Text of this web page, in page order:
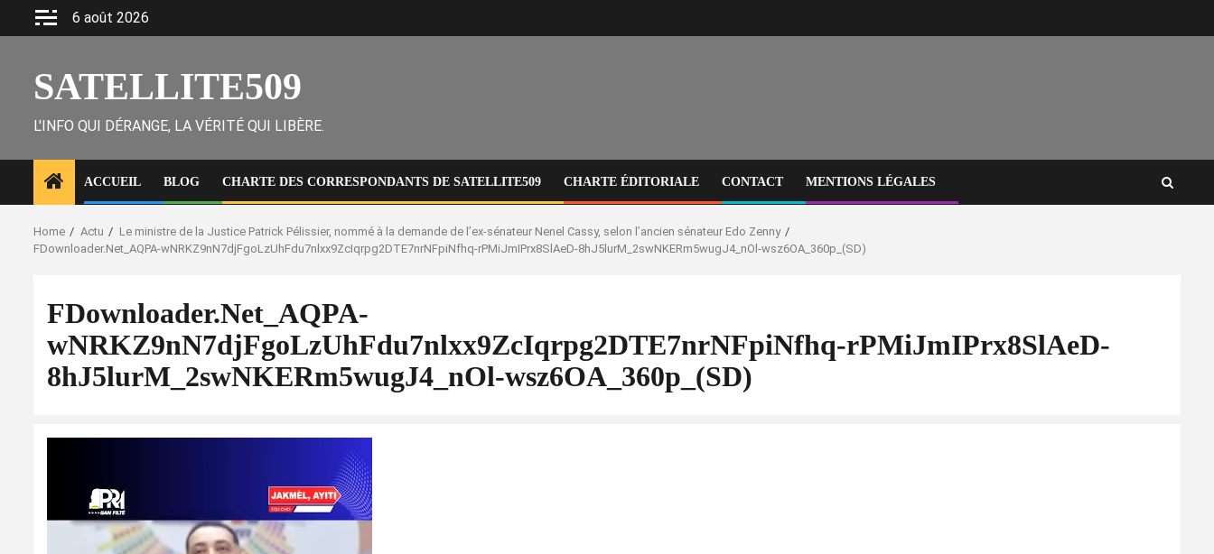
6 août 2026
SATELLITE509
L'INFO QUI DÉRANGE, LA VÉRITÉ QUI LIBÈRE.
ACCUEIL BLOG CHARTE DES CORRESPONDANTS DE SATELLITE509 CHARTE ÉDITORIALE CONTACT MENTIONS LÉGALES
Home Actu
Le ministre de la Justice Patrick Pélissier, nommé à la demande de l’ex-sénateur Nenel Cassy, selon l’ancien sénateur Edo Zenny
FDownloader.Net_AQPA-wNRKZ9nN7djFgoLzUhFdu7nlxx9ZcIqrpg2DTE7nrNFpiNfhq-rPMiJmIPrx8SlAeD-8hJ5lurM_2swNKERm5wugJ4_nOl-wsz6OA_360p_(SD)
FDownloader.Net_AQPA-
wNRKZ9nN7djFgoLzUhFdu7nlxx9ZcIqrpg2DTE7nrNFpiNfhq-rPMiJmIPrx8SlAeD-
8hJ5lurM_2swNKERm5wugJ4_nOl-wsz6OA_360p_(SD)